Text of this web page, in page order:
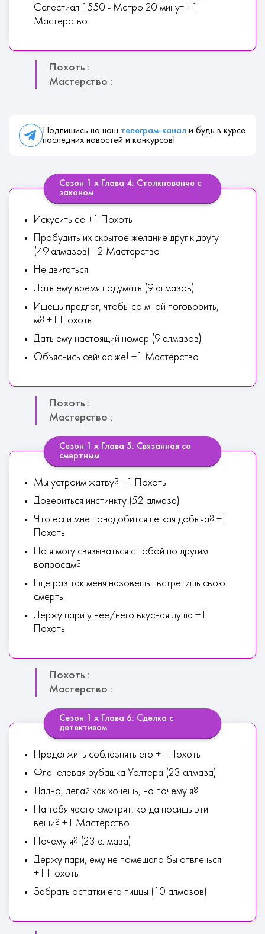
Селестиал 1550 - Метро 20 минут +1
Мастерство
Похоть :
Мастерство :
Подпишись на наш телеграм-канал и будь в курсе
последних новостей и конкурсов!
Сезон 1 х Глава 4: Столкновение с
законом
Искусить ее +1 Похоть
Пробудить их скрытое желание друг к другу
(49 алмазов) +2 Мастерство
Не двигаться
Дать ему время подумать (9 алмазов)
Ищешь предлог, чтобы со мной поговорить,
м? +1 Похоть
Дать ему настоящий номер (9 алмазов)
Объяснись сейчас же! +1 Мастерство
Похоть :
Мастерство :
Сезон 1 х Глава 5: Связанная со
смертным
Мы устроим жатву? +1 Похоть
Довериться инстинкту (52 алмаза)
Что если мне понадобится легкая добыча? +1
Похоть
Но я могу связываться с тобой по другим
вопросам?
Еще раз так меня назовешь.. встретишь свою
смерть
Держу пари у нее/него вкусная душа +1
Похоть
Похоть :
Мастерство :
Сезон 1 х Глава 6: Сделка с
детективом
Продолжить соблазнять его +1 Похоть
Фланелевая рубашка Уолтера (23 алмаза)
Ладно, делай как хочешь, но почему я?
На тебя часто смотрят, когда носишь эти
вещи? +1 Мастерство
Почему я? (23 алмаза)
Держу пари, ему не помешало бы отвлечься
+1 Похоть
Забрать остатки его пиццы (10 алмазов)